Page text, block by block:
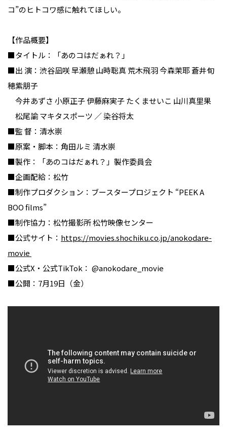
コ”のヒトコワ感に触れてほしい。
【作品概要】
■タイトル：「あのコはだぁれ？」
■出 演：渋谷凪咲 早瀬憩 山時聡真 荒木飛羽 今森茉耶 蒼井旬
穂紫朋子
今井あずさ 小原正子 伊藤麻実子 たくませいこ 山川真里果
松尾諭 マキタスポーツ ／ 染谷将太
■監 督：清水崇
■原案・脚本：角田ルミ 清水崇
■製作：「あのコはだぁれ？」製作委員会
■企画配給：松竹
■制作プロダクション：ブースタープロジェクト “PEEK A
BOO films”
■制作協力：松竹撮影所 松竹映像センター
■公式サイト： https://movies.shochiku.co.jp/anokodare-
movie
■公式X・公式TikTok： @anokodare_movie
■公開：7月19日（金）